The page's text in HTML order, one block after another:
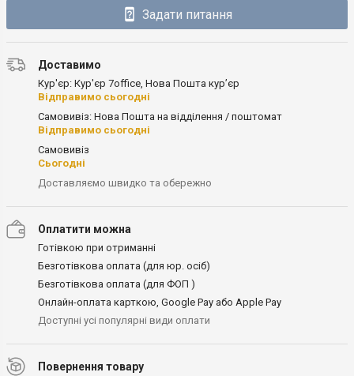
Задати питання
Доставимо
Кур'єр: Кур'єр 7office, Нова Пошта кур’єр
Відправимо сьогодні
Самовивіз: Нова Пошта на відділення / поштомат
Відправимо сьогодні
Самовивіз
Сьогодні
Доставляємо швидко та обережно
Оплатити можна
Готівкою при отриманні
Безготівкова оплата (для юр. осіб)
Безготівкова оплата (для ФОП )
Онлайн-оплата карткою, Google Pay або Apple Pay
Доступні усі популярні види оплати
Повернення товару